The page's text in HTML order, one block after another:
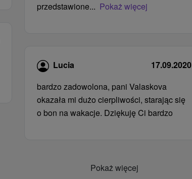
przedstawione... Pokaż więcej
Lucia
17.09.2020
bardzo zadowolona, ​​pani Valaskova
okazała mi dużo cierpliwości, starając się
o bon na wakacje. Dziękuję Ci bardzo
Pokaż więcej